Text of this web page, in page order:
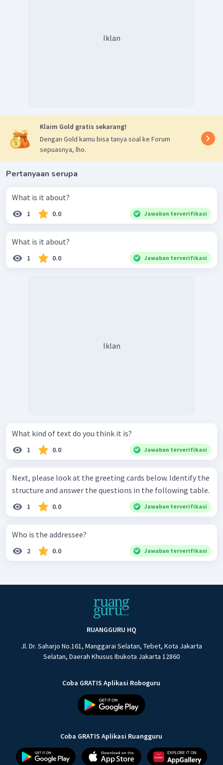
Iklan
Klaim Gold gratis sekarang!
Dengan Gold kamu bisa tanya soal ke Forum
sepuasnya, lho.
Pertanyaan serupa
What is it about?
1 0.0 Jawaban terverifikasi
What is it about?
1 0.0 Jawaban terverifikasi
Iklan
What kind of text do you think it is?
1 0.0 Jawaban terverifikasi
Next, please look at the greeting cards below. Identify the
structure and answer the questions in the following table.
1 0.0 Jawaban terverifikasi
Who is the addressee?
2 0.0 Jawaban terverifikasi
RUANGGURU HQ
Jl. Dr. Saharjo No.161, Manggarai Selatan, Tebet, Kota Jakarta
Selatan, Daerah Khusus Ibukota Jakarta 12860
Coba GRATIS Aplikasi Roboguru
Coba GRATIS Aplikasi Ruangguru